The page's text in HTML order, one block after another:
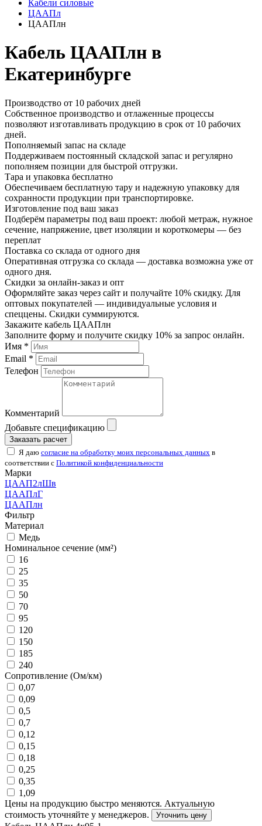
Кабели силовые
ЦААПл
ЦААПлн
Кабель ЦААПлн в
Екатеринбурге
Производство от 10 рабочих дней
Собственное производство и отлаженные процессы
позволяют изготавливать продукцию в срок от 10 рабочих
дней.
Пополняемый запас на складе
Поддерживаем постоянный складской запас и регулярно
пополняем позиции для быстрой отгрузки.
Тара и упаковка бесплатно
Обеспечиваем бесплатную тару и надежную упаковку для
сохранности продукции при транспортировке.
Изготовление под ваш заказ
Подберём параметры под ваш проект: любой метраж, нужное
сечение, напряжение, цвет изоляции и короткомеры — без
переплат
Поставка со склада от одного дня
Оперативная отгрузка со склада — доставка возможна уже от
одного дня.
Скидки за онлайн-заказ и опт
Оформляйте заказ через сайт и получайте 10% скидку. Для
оптовых покупателей — индивидуальные условия и
спеццены. Скидки суммируются.
Закажите кабель ЦААПлн
Заполните форму и получите скидку 10% за запрос онлайн.
Имя *
Email *
Телефон
Комментарий
Добавьте спецификацию
Заказать расчет
Я даю согласие на обработку моих персональных данных в
соответствии с Политикой конфиденциальности
Марки
ЦААП2лШв
ЦААПлГ
ЦААПлн
Фильтр
Материал
Медь
Номинальное сечение (мм²)
16
25
35
50
70
95
120
150
185
240
Сопротивление (Ом/км)
0,07
0,09
0,5
0,7
0,12
0,15
0,18
0,25
0,35
1,09
Цены на продукцию быстро меняются. Актуальную
стоимость уточняйте у менеджеров.
Уточнить цену